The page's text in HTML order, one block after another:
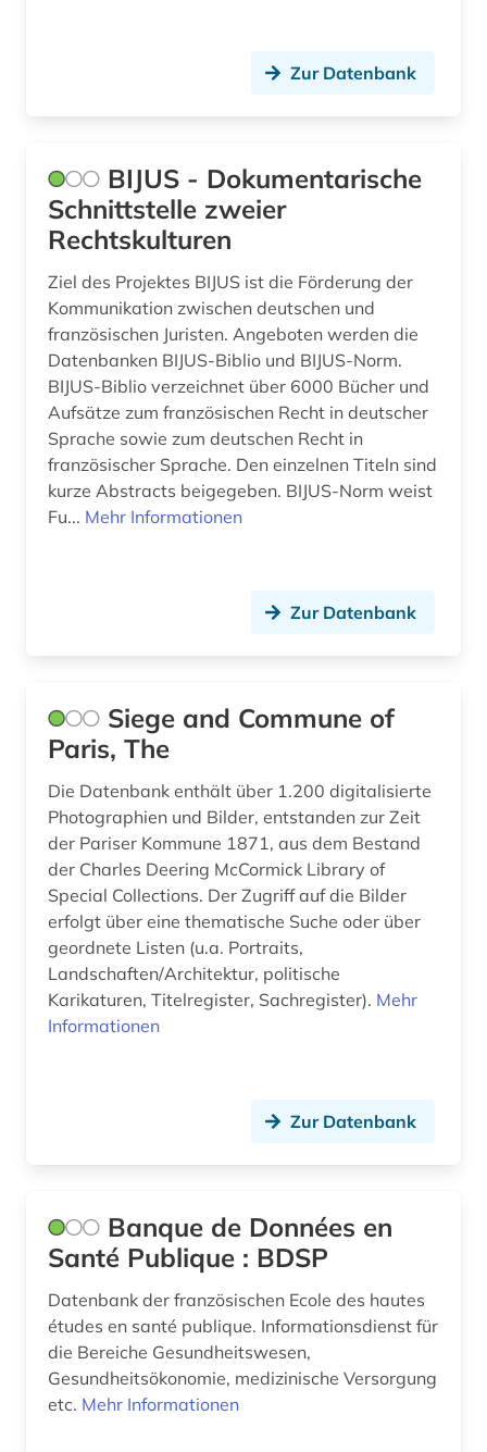
entscheidungen (2)
entscheidungsfindung (1)
enzyklopädie (7)
erster weltkrieg (4)
ethnische gruppe (1)
ethnische identität (1)
ethnologie (1)
etymologie (2)
fachdidaktik (4)
fernsehen (1)
feuilleton (1)
fid geschichtswissenschaft (1)
fid nahost-, nordafrika- und islamstudien (1)
film (1)
finnland (1)
flugschrift (2)
forschung (2)
fotografie (1)
frankeich (1)
frankreich (90)
Zur Datenbank
BIJUS - Dokumentarische
Schnittstelle zweier
Rechtskulturen
Ziel des Projektes BIJUS ist die Förderung der
Kommunikation zwischen deutschen und
französischen Juristen. Angeboten werden die
Datenbanken BIJUS-Biblio und BIJUS-Norm.
BIJUS-Biblio verzeichnet über 6000 Bücher und
Aufsätze zum französischen Recht in deutscher
Sprache sowie zum deutschen Recht in
französischer Sprache. Den einzelnen Titeln sind
kurze Abstracts beigegeben. BIJUS-Norm weist
Fu... Mehr Informationen
Zur Datenbank
Siege and Commune of
Paris, The
Die Datenbank enthält über 1.200 digitalisierte
Photographien und Bilder, entstanden zur Zeit
der Pariser Kommune 1871, aus dem Bestand
der Charles Deering McCormick Library of
Special Collections. Der Zugriff auf die Bilder
erfolgt über eine thematische Suche oder über
geordnete Listen (u.a. Portraits,
Landschaften/Architektur, politische
Karikaturen, Titelregister, Sachregister). Mehr
Informationen
Zur Datenbank
Banque de Données en
Santé Publique : BDSP
Datenbank der französischen Ecole des hautes
études en santé publique. Informationsdienst für
die Bereiche Gesundheitswesen,
Gesundheitsökonomie, medizinische Versorgung
etc. Mehr Informationen